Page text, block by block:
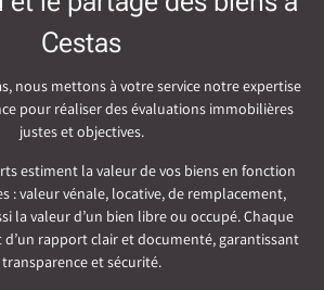
Cestas
nous mettons à votre service notre expertise
pour réaliser des évaluations immobilières
justes et objectives.
estiment la valeur de vos biens en fonction
: valeur vénale, locative, de remplacement,
la valeur d’un bien libre ou occupé. Chaque
rapport clair et documenté, garantissant
transparence et sécurité.